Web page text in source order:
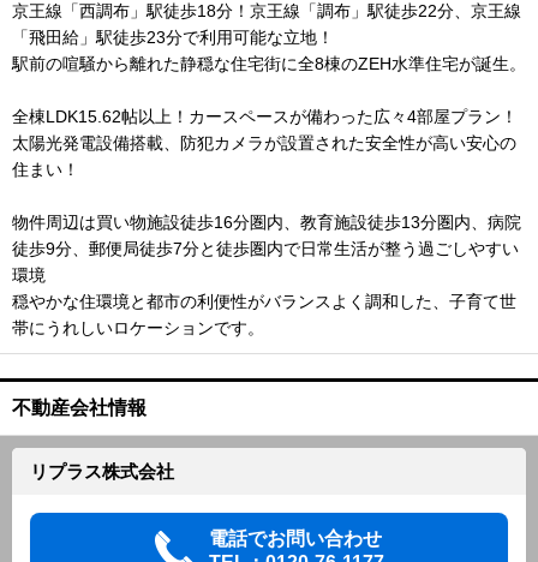
京王線「西調布」駅徒歩18分！京王線「調布」駅徒歩22分、京王線
「飛田給」駅徒歩23分で利用可能な立地！
駅前の喧騒から離れた静穏な住宅街に全8棟のZEH水準住宅が誕生。
全棟LDK15.62帖以上！カースペースが備わった広々4部屋プラン！
太陽光発電設備搭載、防犯カメラが設置された安全性が高い安心の
住まい！
物件周辺は買い物施設徒歩16分圏内、教育施設徒歩13分圏内、病院
徒歩9分、郵便局徒歩7分と徒歩圏内で日常生活が整う過ごしやすい
環境
穏やかな住環境と都市の利便性がバランスよく調和した、子育て世
帯にうれしいロケーションです。
不動産会社情報
リプラス株式会社
電話でお問い合わせ